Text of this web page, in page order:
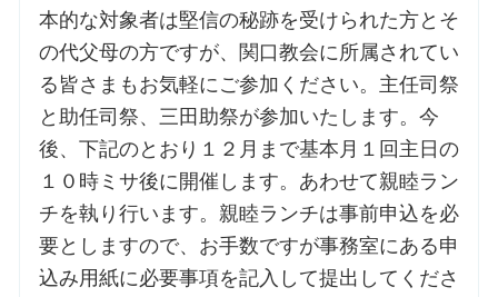
本的な対象者は堅信の秘跡を受けられた方とそ
の代父母の方ですが、関口教会に所属されてい
る皆さまもお気軽にご参加ください。主任司祭
と助任司祭、三田助祭が参加いたします。今
後、下記のとおり１２月まで基本月１回主日の
１０時ミサ後に開催します。あわせて親睦ラン
チを執り行います。親睦ランチは事前申込を必
要としますので、お手数ですが事務室にある申
込み用紙に必要事項を記入して提出してくださ